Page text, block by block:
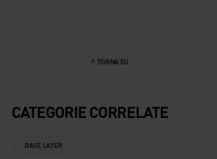
5°
0°
5°
TORNA SU
CATEGORIE CORRELATE
BASE LAYER